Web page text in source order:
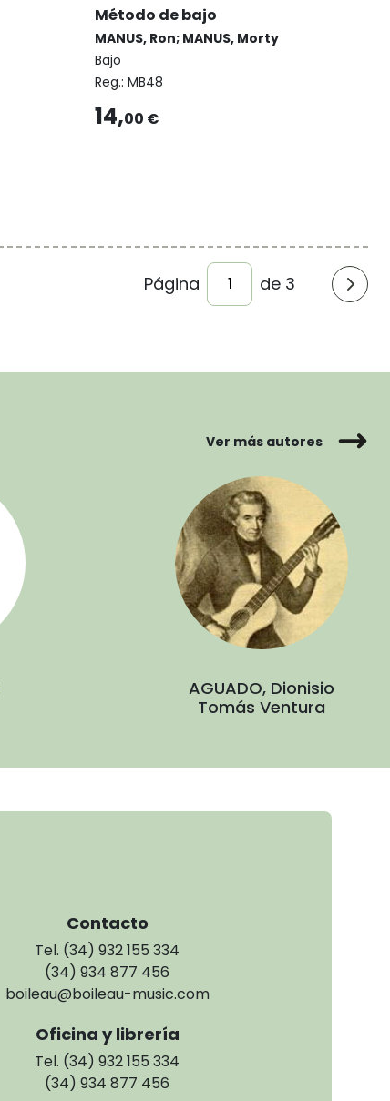
Método de bajo
MANUS, Ron; MANUS, Morty
Bajo
Reg.: MB48
14,00 €
Página de 3
Ver más autores
AGUADO, Dionisio
Tomás Ventura
Contacto
Tel. (34) 932 155 334
(34) 934 877 456
boileau@boileau-music.com
Oficina y librería
Tel. (34) 932 155 334
(34) 934 877 456